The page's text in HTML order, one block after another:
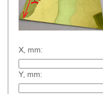
X, mm:
Y, mm: